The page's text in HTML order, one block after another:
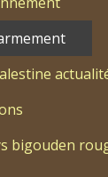
bigouden